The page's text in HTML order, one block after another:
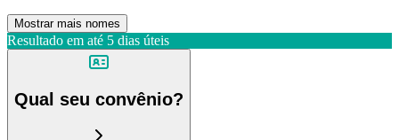
Mostrar mais nomes
Resultado em até 5 dias úteis
Qual seu convênio?